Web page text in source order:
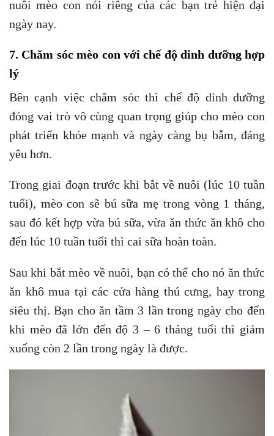
nuôi mèo con nói riêng của các bạn trẻ hiện đại
ngày nay.
7. Chăm sóc mèo con với chế độ dinh dưỡng hợp
lý
Bên cạnh việc chăm sóc thì chế độ dinh dưỡng
đóng vai trò vô cùng quan trọng giúp cho mèo con
phát triển khỏe mạnh và ngày càng bụ bẫm, đáng
yêu hơn.
Trong giai đoạn trước khi bắt về nuôi (lúc 10 tuần
tuổi), mèo con sẽ bú sữa mẹ trong vòng 1 tháng,
sau đó kết hợp vừa bú sữa, vừa ăn thức ăn khô cho
đến lúc 10 tuần tuổi thì cai sữa hoàn toàn.
Sau khi bắt mèo về nuôi, bạn có thể cho nó ăn thức
ăn khô mua tại các cửa hàng thú cưng, hay trong
siêu thị. Bạn cho ăn tầm 3 lần trong ngày cho đến
khi mèo đã lớn đến độ 3 – 6 tháng tuổi thì giảm
xuống còn 2 lần trong ngày là được.